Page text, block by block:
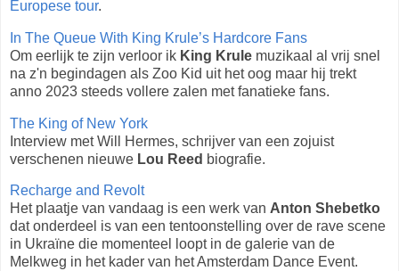
Europese tour.
In The Queue With King Krule’s Hardcore Fans
Om eerlijk te zijn verloor ik King Krule muzikaal al vrij snel
na z'n begindagen als Zoo Kid uit het oog maar hij trekt
anno 2023 steeds vollere zalen met fanatieke fans.
The King of New York
Interview met Will Hermes, schrijver van een zojuist
verschenen nieuwe Lou Reed biografie.
Recharge and Revolt
Het plaatje van vandaag is een werk van Anton Shebetko
dat onderdeel is van een tentoonstelling over de rave scene
in Ukraïne die momenteel loopt in de galerie van de
Melkweg in het kader van het Amsterdam Dance Event.